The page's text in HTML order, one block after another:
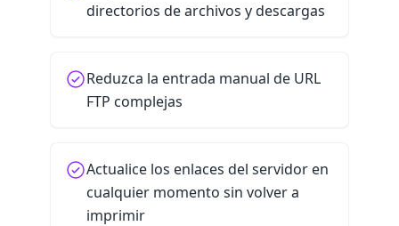
directorios de archivos y descargas
Reduzca la entrada manual de URL
FTP complejas
Actualice los enlaces del servidor en
cualquier momento sin volver a
imprimir